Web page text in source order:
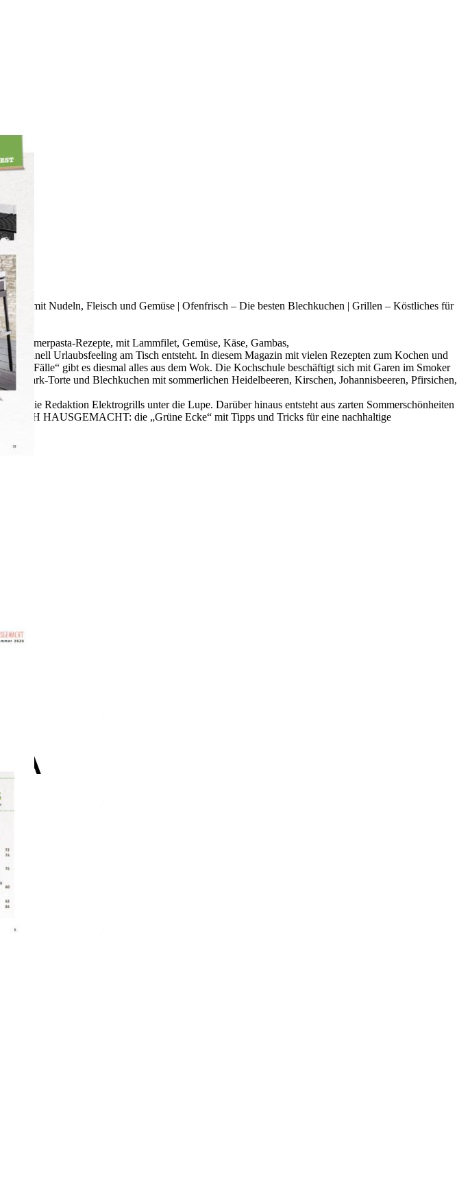
mit Nudeln, Fleisch und Gemüse | Ofenfrisch – Die besten Blechkuchen | Grillen – Köstliches für
Rezepte, mit Lammfilet, Gemüse, Käse, Gambas,
schnell Urlaubsfeeling am Tisch entsteht. In diesem Magazin mit vielen Rezepten zum Kochen und
alle Fälle“ gibt es diesmal alles aus dem Wok. Die Kochschule beschäftigt sich mit Garen im Smoker
Quark-Torte und Blechkuchen mit sommerlichen Heidelbeeren, Kirschen, Johannisbeeren, Pfirsichen,
die Redaktion Elektrogrills unter die Lupe. Darüber hinaus entsteht aus zarten Sommerschönheiten
HAUSGEMACHT: die „Grüne Ecke“ mit Tipps und Tricks für eine nachhaltige